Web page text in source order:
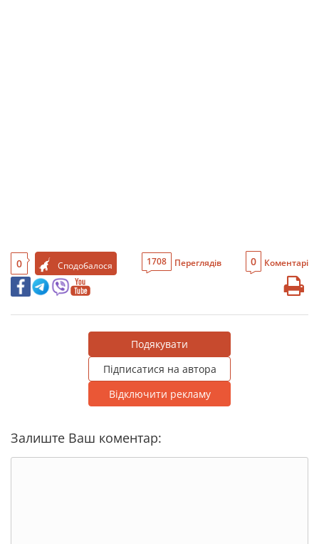
0 Сподобалося 1708 Переглядів 0 Коментарі
Подякувати
Підписатися на автора
Відключити рекламу
Залиште Ваш коментар: